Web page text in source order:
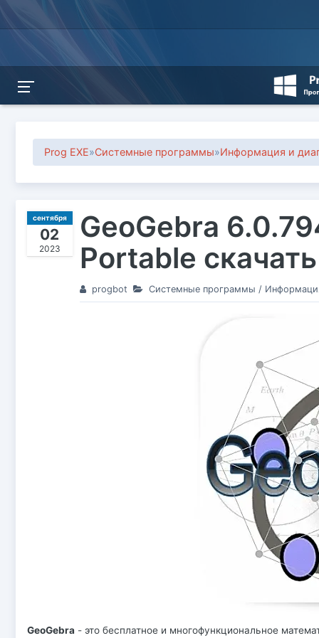
Prog EXE»Системные программы»Информация и
сентября
02
2023
GeoGebra
Portable
progbot Системные программы /
GeoGebra - это бесплатное и многофункциональное